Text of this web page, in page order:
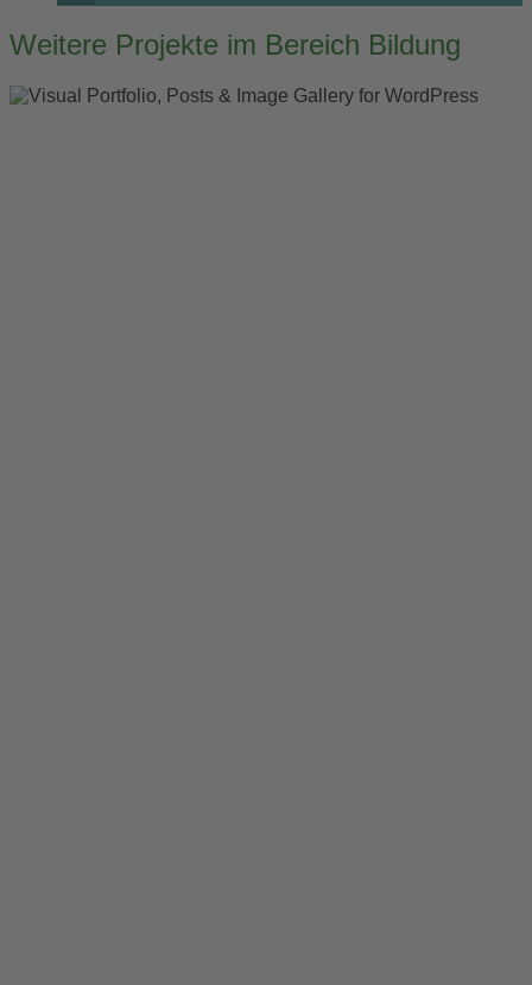
Post
Weitere Projekte im Bereich Bildung